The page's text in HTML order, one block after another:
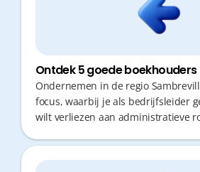
Ontdek 5 goede boekhouders
Ondernemen in de regio
focus, waarbij je als bedrijfsleider
wilt verliezen aan administratieve
meer dan een cijferaar; het is een
proactief fiscaal advies geeft en